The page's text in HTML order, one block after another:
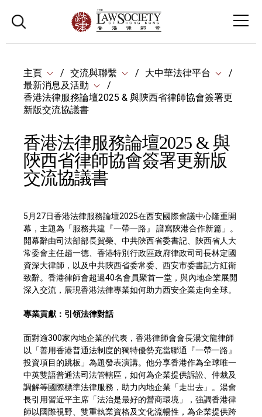
主頁 交流與聯繫
大中華法律平台
最新消息及活動
香港法律服務論壇2025 & 與陝西省律師協會簽署更
新版交流協議書
香港法律服務論壇2025 & 與
陝西省律師協會簽署更新版
交流協議書
5月27日香港法律服務論壇2025在西安國際會議中心隆重開
幕，主題為「服務共建『一帶一路』 譜寫陝港合作新篇」。
開幕辭由司法部部長賀榮、中共陝西省委書記、陝西省人大
常委會主任趙一德、香港特別行政區政府律政司司長林定國
資深大律師，以及中共陝西省委常委、西安市委書記方紅衛
致辭。香港律師會超過40名會員聚首一堂，與內地企業展開
深入交流，展現香港法律專業如何助力西安企業走向全球。
專業貢獻：引領法律對話
面對逾300家內地企業的代表，香港律師會會長湯文龍律師
以「善用香港普通法制度的獨特優勢充當聯通『一帶一路』
投資項目的跳板」為題發表演講。他分享香港作為全球唯一
中英雙語普通法司法管轄區，如何為企業提供訴訟、仲裁及
調解等國際標準法律服務，助力內地企業「走出去」。湯會
長引用習近平主席「法治是最好的營商環境」，強調香港律
師以國際視野、雙重執業資格及文化流暢性，為企業提供跨